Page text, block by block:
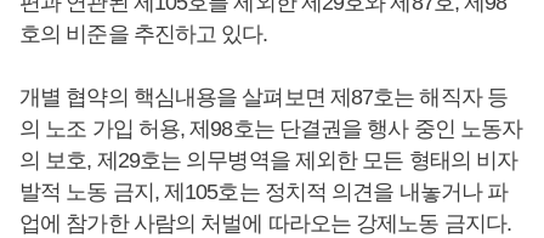
호의 비준을 추진하고 있다.
개별 협약의 핵심내용을 살펴보면 제87호는 해직자 등
의 노조 가입 허용, 제98호는 단결권을 행사 중인 노동자
의 보호, 제29호는 의무병역을 제외한 모든 형태의 비자
발적 노동 금지, 제105호는 정치적 의견을 내놓거나 파
업에 참가한 사람의 처벌에 따라오는 강제노동 금지다.